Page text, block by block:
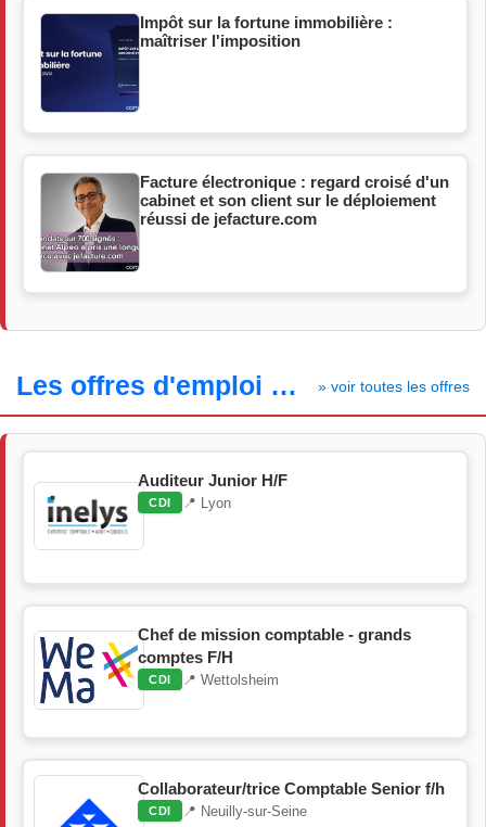
Impôt sur la fortune immobilière :
maîtriser l'imposition
Facture électronique : regard croisé d'un
cabinet et son client sur le déploiement
réussi de jefacture.com
Les offres d'emploi » voir toutes les offres
Auditeur Junior H/F
CDI 📍 Lyon
Chef de mission comptable - grands
comptes F/H
CDI 📍 Wettolsheim
Collaborateur/trice Comptable Senior f/h
CDI 📍 Neuilly-sur-Seine